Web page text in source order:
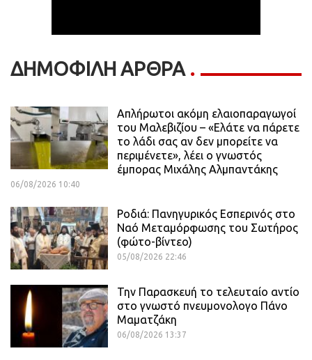
ΔΗΜΟΦΙΛΗ ΑΡΘΡΑ
Απλήρωτοι ακόμη ελαιοπαραγωγοί
του Μαλεβιζίου – «Ελάτε να πάρετε
το λάδι σας αν δεν μπορείτε να
περιμένετε», λέει ο γνωστός
έμπορας Μιχάλης Αλμπαντάκης
06/08/2026 10:40
Ροδιά: Πανηγυρικός Εσπερινός στο
Ναό Μεταμόρφωσης του Σωτήρος
(φώτο-βίντεο)
05/08/2026 22:46
Την Παρασκευή το τελευταίο αντίο
στο γνωστό πνευμονολογο Πάνο
Μαματζάκη
06/08/2026 13:37